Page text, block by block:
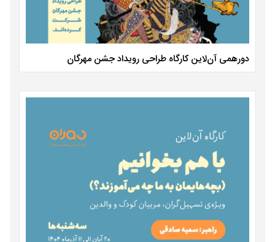
دورهمی آن‌لاین کارگاه طراحی رویداد جشن مهرگان